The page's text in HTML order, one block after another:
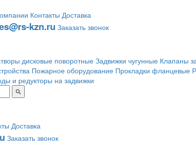
Контакты Доставка
kzn.ru Заказать звонок
дисковые поворотныеЗадвижки чугунные Клапаны
Пожарное оборудование Прокладки фланцевые
и редукторы на задвижки
Доставка
Заказать звонок